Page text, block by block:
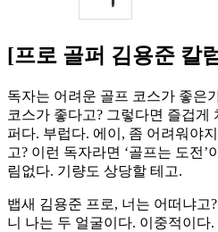
[프로 골퍼 김용준 칼
독자는 어려운 골프 코스가 좋은
코스가 좋다고? 그렇다면 즐겁게
퍼다. 부럽다. 에이, 좀 어려워야
고? 이런 독자라면 ‘골프는 도전
림없다. 기량도 상당할 테고.
뱁새 김용준 프로, 너는 어떠냐고
니 나는 두 얼굴이다. 이중적이다